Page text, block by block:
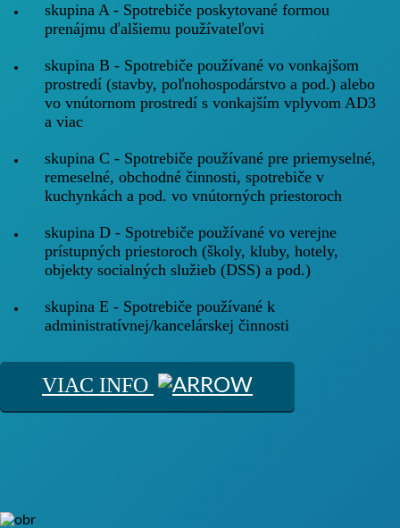
skupina A - Spotrebiče poskytované formou
prenájmu ďalšiemu používateľovi
skupina B - Spotrebiče používané vo vonkajšom
prostredí (stavby, poľnohospodárstvo a pod.) alebo
vo vnútornom prostredí s vonkajším vplyvom AD3
a viac
skupina C - Spotrebiče používané pre priemyselné,
remeselné, obchodné činnosti, spotrebiče v
kuchynkách a pod. vo vnútorných priestoroch
skupina D - Spotrebiče používané vo verejne
prístupných priestoroch (školy, kluby, hotely,
objekty socialných služieb (DSS) a pod.)
skupina E - Spotrebiče používané k
administratívnej/kancelárskej činnosti
VIAC INFO